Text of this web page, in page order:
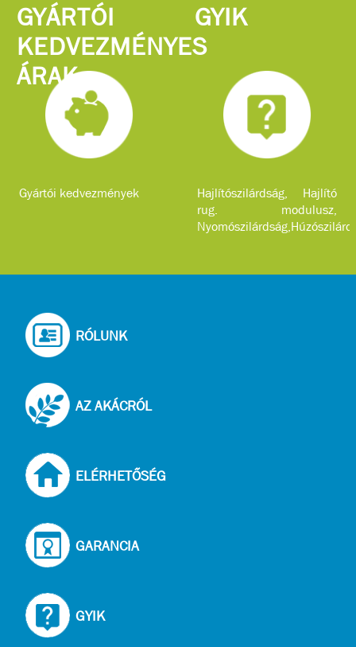
GYÁRTÓI
KEDVEZMÉNYES
ÁRAK
Gyártói kedvezmények
GYIK
Hajlítószilárdság, Hajlító
rug. modulusz,
RÓLUNK
AZ AKÁCRÓL
ELÉRHETŐSÉG
GARANCIA
GYIK